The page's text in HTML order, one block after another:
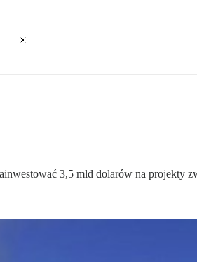
3,5 mld dolarów na projekty